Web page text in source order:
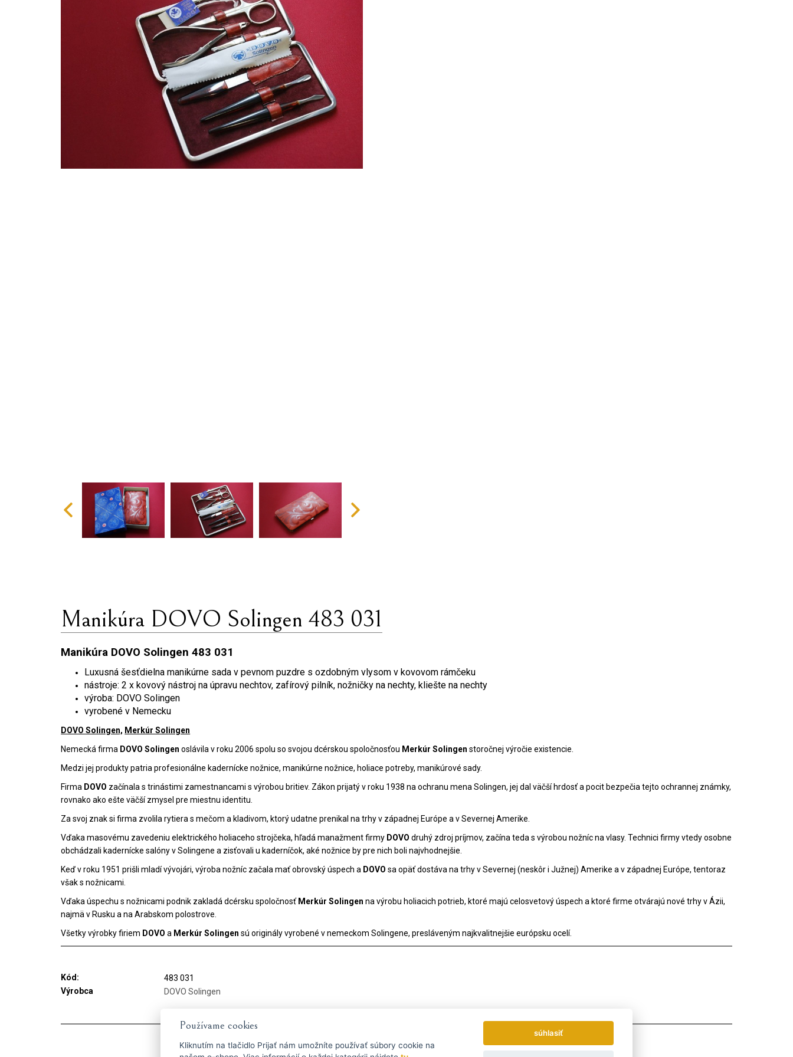
Manikúra DOVO Solingen 483 031
Manikúra DOVO Solingen 483 031
Luxusná šesťdielna manikúrne sada v pevnom puzdre s ozdobným vlysom v kovovom rámčeku
nástroje: 2 x kovový nástroj na úpravu nechtov, zafírový pilník, nožničky na nechty, kliešte na nechty
výroba: DOVO Solingen
vyrobené v Nemecku
DOVO Solingen, Merkúr Solingen
Nemecká firma DOVO Solingen oslávila v roku 2006 spolu so svojou dcérskou spoločnosťou Merkúr Solingen storočnej výročie existencie.
Medzi jej produkty patria profesionálne kadernícke nožnice, manikúrne nožnice, holiace potreby, manikúrové sady.
Firma DOVO začínala s trinástimi zamestnancami s výrobou britiev. Zákon prijatý v roku 1938 na ochranu mena Solingen, jej dal väčší hrdosť a pocit bezpečia tejto ochrannej známky,
rovnako ako ešte väčší zmysel pre miestnu identitu.
Za svoj znak si firma zvolila rytiera s mečom a kladivom, ktorý udatne prenikal na trhy v západnej Európe a v Severnej Amerike.
Vďaka masovému zavedeniu elektrického holiaceho strojčeka, hľadá manažment firmy DOVO druhý zdroj príjmov, začína teda s výrobou nožníc na vlasy. Technici firmy vtedy osobne
obchádzali kadernícke salóny v Solingene a zisťovali u kaderníčok, aké nožnice by pre nich boli najvhodnejšie.
Keď v roku 1951 prišli mladí vývojári, výroba nožníc začala mať obrovský úspech a DOVO sa opäť dostáva na trhy v Severnej (neskôr i Južnej) Amerike a v západnej Európe, tentoraz
však s nožnicami.
Vďaka úspechu s nožnicami podnik zakladá dcérsku spoločnosť Merkúr Solingen na výrobu holiacich potrieb, ktoré majú celosvetový úspech a ktoré firme otvárajú nové trhy v Ázii,
najmä v Rusku a na Arabskom polostrove.
Všetky výrobky firiem DOVO a Merkúr Solingen sú originály vyrobené v nemeckom Solingene, presláveným najkvalitnejšie európsku ocelí.
Kód:
483 031
Výrobca
DOVO Solingen
Používame cookies
Kliknutím na tlačidlo Prijať nám umožníte používať súbory cookie na
súhlasiť